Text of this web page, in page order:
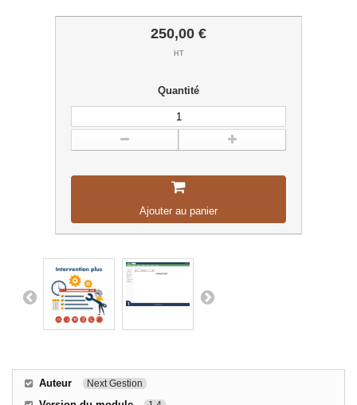
250,00 €
HT
Quantité
Ajouter au panier
Auteur Next Gestion